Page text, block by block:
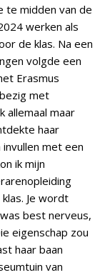
te midden van de
werken als
de klas. Na een
volgde een
Erasmus
met
allemaal maar
haar
met een
ik mijn
Je wordt
best nerveus,
eigenschap zou
haar baan
van